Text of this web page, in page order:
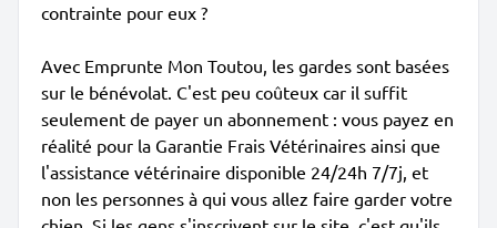
contrainte pour eux ?
Avec Emprunte Mon Toutou, les gardes sont basées
sur le bénévolat. C'est peu coûteux car il suffit
seulement de payer un abonnement : vous payez en
réalité pour la Garantie Frais Vétérinaires ainsi que
l'assistance vétérinaire disponible 24/24h 7/7j, et
non les personnes à qui vous allez faire garder votre